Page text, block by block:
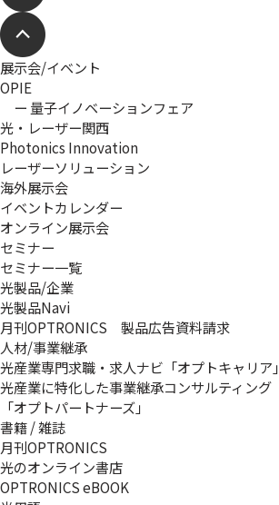
展示会/イベント
OPIE
ー 量子イノベーションフェア
光・レーザー関西
Photonics Innovation
レーザーソリューション
海外展示会
イベントカレンダー
オンライン展示会
セミナー
セミナー一覧
光製品/企業
光製品Navi
月刊OPTRONICS 製品広告資料請求
人材/事業継承
光産業専門求職・求人ナビ「オプトキャリア」
光産業に特化した事業継承コンサルティング
「オプトパートナーズ」
書籍 / 雑誌
月刊OPTRONICS
光のオンライン書店
OPTRONICS eBOOK